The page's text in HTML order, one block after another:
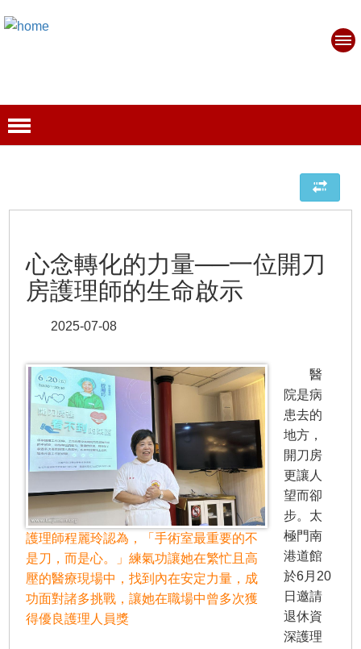
心念轉化的力量──一位開刀
房護理師的生命啟示
2025-07-08
護理師程麗玲認為，「手術室最重要的不
是刀，而是心。」練氣功讓她在繁忙且高
壓的醫療現場中，找到內在安定力量，成
功面對諸多挑戰，讓她在職場中曾多次獲
得優良護理人員獎
醫
院是病
患去的
地方，
開刀房
更讓人
望而卻
步。太
極門南
港道館
於6月20
日邀請
退休資
深護理